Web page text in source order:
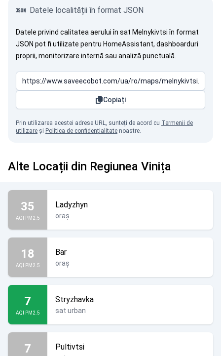
Datele localității în format JSON
Datele privind calitatea aerului în sat Melnykivtsi în format
JSON pot fi utilizate pentru HomeAssistant, dashboarduri
proprii, monitorizare internă sau analiză punctuală.
Copiați
Prin utilizarea acestei adrese URL, sunteți de acord cu Termenii de
utilizare și Politica de confidențialitate noastre.
Alte Locații din Regiunea Vinița
35
AQI PM2.5
Ladyzhyn
oraș
18
AQI PM2.5
Bar
oraș
7
AQI PM2.5
Stryzhavka
sat urban
7 Pultivtsi